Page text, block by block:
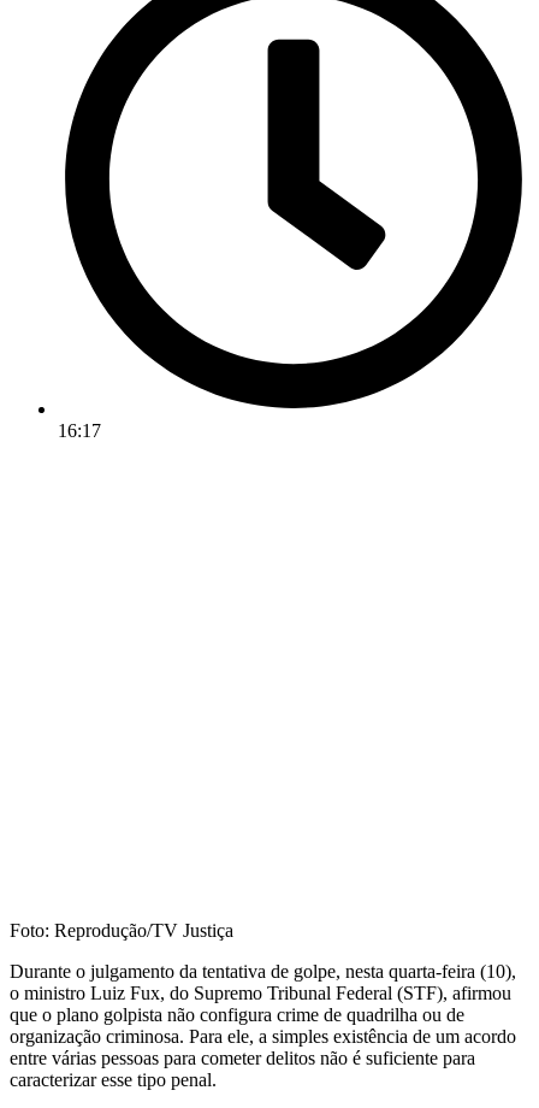
16:17
Foto: Reprodução/TV Justiça
Durante o julgamento da tentativa de golpe, nesta quarta-feira (10),
o ministro Luiz Fux, do Supremo Tribunal Federal (STF), afirmou
que o plano golpista não configura crime de quadrilha ou de
organização criminosa. Para ele, a simples existência de um acordo
entre várias pessoas para cometer delitos não é suficiente para
caracterizar esse tipo penal.